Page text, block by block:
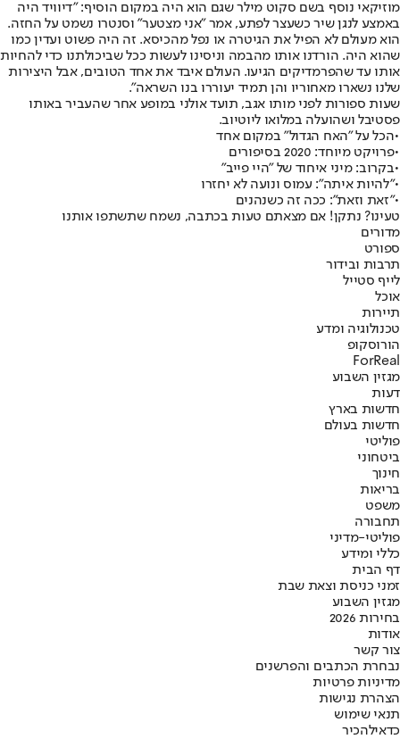
מוזיקאי נוסף בשם סקוט מילר שגם הוא היה במקום הוסיף: "דיוויד היה
באמצע לנגן שיר כשעצר לפתע, אמר "אני מצטער" וסנטרו נשמט על החזה.
הוא מעולם לא הפיל את הגיטרה או נפל מהכיסא. זה היה פשוט ועדין כמו
שהוא היה. הורדנו אותו מהבמה וניסינו לעשות ככל שביכולתנו כדי להחיות
אותו עד שהפרמדיקים הגיעו. העולם איבד את אחד הטובים, אבל היצירות
שלנו נשארו מאחוריו והן תמיד יעוררו בנו השראה".
שעות ספורות לפני מותו אגב, תועד אולני במופע אחר שהעביר באותו
פסטיבל ושהועלה במלואו ליוטיוב.
•הכל על "האח הגדול" במקום אחד
•פרויקט מיוחד: 2020 בסיפורים
•בקרוב: מיני איחוד של "היי פייב"
•"להיות איתה": עמוס ונועה לא יחזרו
•"זאת וזאת": ככה זה כשנהנים
טעינו? נתקן! אם מצאתם טעות בכתבה, נשמח שתשתפו אותנו
מדורים
ספורט
תרבות ובידור
לייף סטייל
אוכל
תיירות
טכנולוגיה ומדע
הורוסקופ
ForReal
מגזין השבוע
דעות
חדשות בארץ
חדשות בעולם
פוליטי
ביטחוני
חינוך
בריאות
משפט
תחבורה
פוליטי-מדיני
כללי ומידע
דף הבית
זמני כניסת וצאת שבת
מגזין השבוע
בחירות 2026
אודות
צור קשר
נבחרת הכתבים והפרשנים
מדיניות פרטיות
הצהרת נגישות
תנאי שימוש
כדאילהכיר